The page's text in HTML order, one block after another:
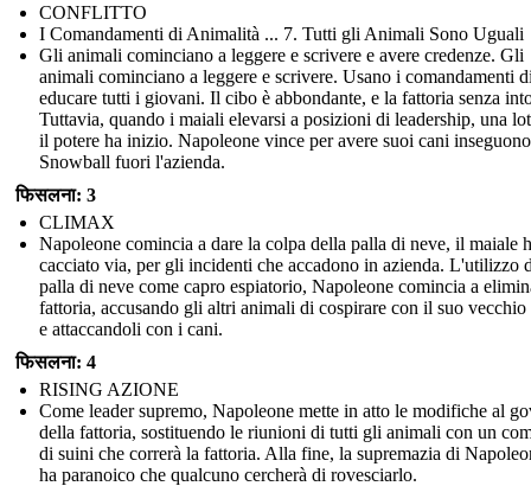
CONFLITTO
I Comandamenti di Animalità ... 7. Tutti gli Animali Sono Uguali
Gli animali cominciano a leggere e scrivere e avere credenze. Gli
animali cominciano a leggere e scrivere. Usano i comandamenti
educare tutti i giovani. Il cibo è abbondante, e la fattoria senza
Tuttavia, quando i maiali elevarsi a posizioni di leadership, una
il potere ha inizio. Napoleone vince per avere suoi cani inseguono
Snowball fuori l'azienda.
फिसलना: 3
CLIMAX
Napoleone comincia a dare la colpa della palla di neve, il maiale
cacciato via, per gli incidenti che accadono in azienda. L'utilizzo
palla di neve come capro espiatorio, Napoleone comincia a
fattoria, accusando gli altri animali di cospirare con il suo
e attaccandoli con i cani.
फिसलना: 4
RISING AZIONE
Come leader supremo, Napoleone mette in atto le modifiche al
della fattoria, sostituendo le riunioni di tutti gli animali con un
di suini che correrà la fattoria. Alla fine, la supremazia di
ha paranoico che qualcuno cercherà di rovesciarlo.